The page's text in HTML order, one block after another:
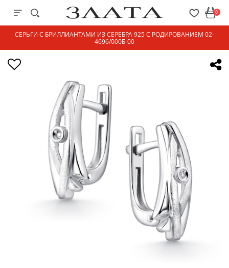
0
СЕРЬГИ С БРИЛЛИАНТАМИ ИЗ СЕРЕБРА 925 С РОДИРОВАНИЕМ 02-
4696/000Б-00